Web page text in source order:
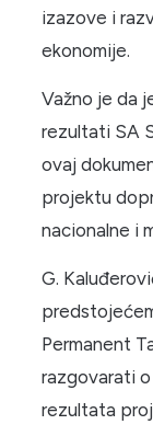
izazove i
ekonomije.
Važno je da
rezultati SA
ovaj
projektu
nacionalne i
G.
Permanent
razgovarati
rezultata